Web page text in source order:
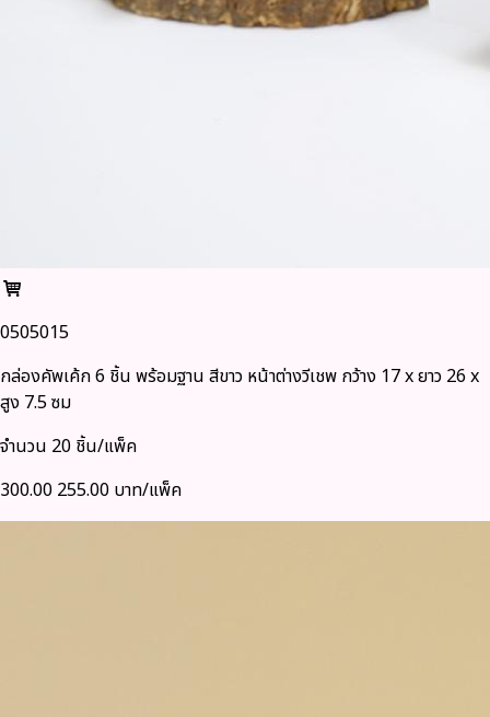
0505015
กล่องคัพเค้ก 6 ชิ้น พร้อมฐาน สีขาว หน้าต่างวีเชพ กว้าง 17 x ยาว 26 x
สูง 7.5 ซม
จำนวน 20 ชิ้น/แพ็ค
300.00 255.00 บาท/แพ็ค